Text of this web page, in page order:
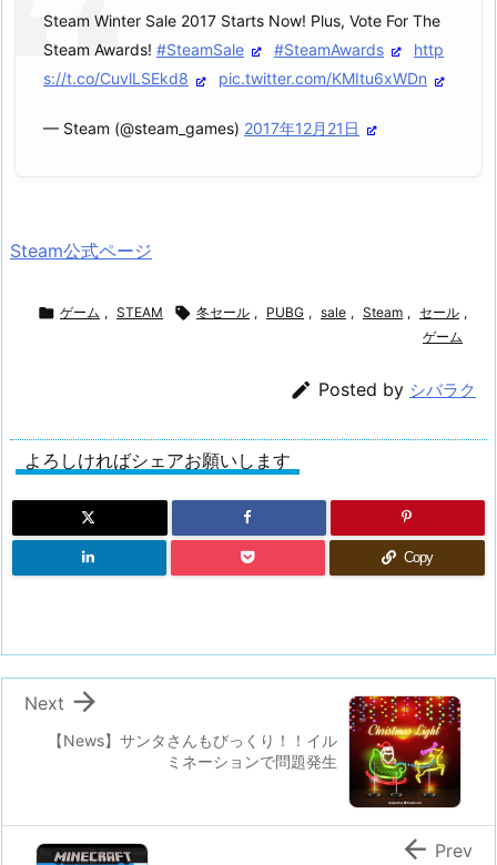
ー
セ
ー
Steam Winter Sale 2017 Starts Now! Plus, Vote For The
Steam Awards! #SteamSale #SteamAwards
http
s://t.co/CuvlLSEkd8
pic.twitter.com/KMItu6xWDn
— Steam (@steam_games) 2017年12月21日
Steam公式ページ
 ゲーム , STEAM  冬セール , PUBG , sale , Steam , セール ,
ゲーム
 Posted by シバラク
よろしければシェアお願いします
Copy
【News】サンタさんもびっくり！！イル
ミネーションで問題発生

Next
 Prev